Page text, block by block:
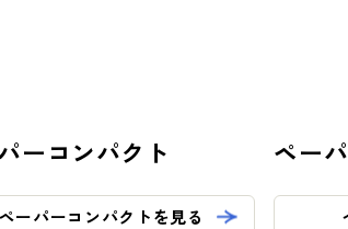
ーコンパクト
ーパーコンパクトを見る
ペー